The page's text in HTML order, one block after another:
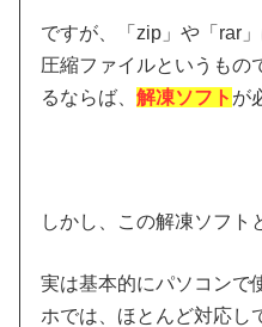
ですが、「zip」や「rar
圧縮ファイルというもの
るならば、解凍ソフト が
しかし、この解凍ソフト
実は基本的にパソコンで
ホでは、ほとんど対応し